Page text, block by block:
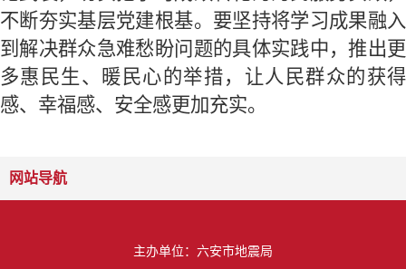
不断夯实基层党建根基。要坚持将学习成果融入
到解决群众急难愁盼问题的具体实践中，推出更
多惠民生、暖民心的举措，让人民群众的获得
感、幸福感、安全感更加充实。
网站导航
主办单位：六安市地震局